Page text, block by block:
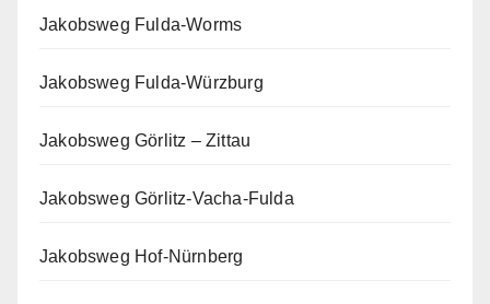
Jakobsweg Fulda-Worms
Jakobsweg Fulda-Würzburg
Jakobsweg Görlitz – Zittau
Jakobsweg Görlitz-Vacha-Fulda
Jakobsweg Hof-Nürnberg